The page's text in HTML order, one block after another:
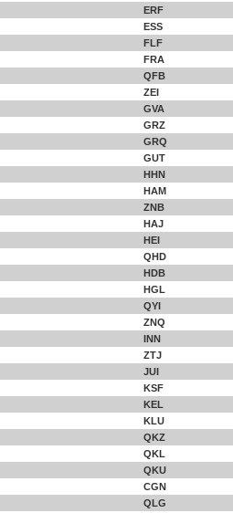
ERF
ESS
FLF
FRA
QFB
ZEI
GVA
GRZ
GRQ
GUT
HHN
HAM
ZNB
HAJ
HEI
QHD
HDB
HGL
QYI
ZNQ
INN
ZTJ
JUI
KSF
KEL
KLU
QKZ
QKL
QKU
CGN
QLG